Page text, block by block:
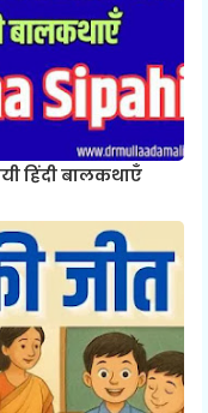
हिंदी बालकथाएँ